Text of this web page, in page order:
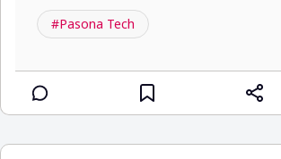
#Pasona Tech